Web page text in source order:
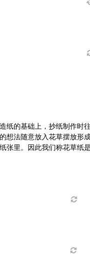
纸的基础上，抄纸制作时
想法随意放入花草摆放形
张里。因此我们称花草纸